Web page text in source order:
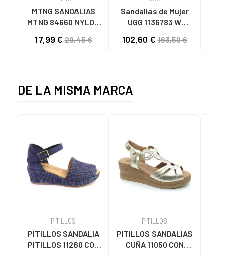
MTNG SANDALIAS
MTNG 84660 NYLON
C59785 - - NYLON
17,99 €29,45 €
Sandalias de Mujer
UGG 1136783 W
CHESTNUT
102,60 €163,50 €
DE LA MISMA MARCA
PITILLOS
PITILLOS SANDALIA
PITILLOS 11260 CON
PITILLOS
PITILLOS SANDALIAS
CUÑA 11050 CON